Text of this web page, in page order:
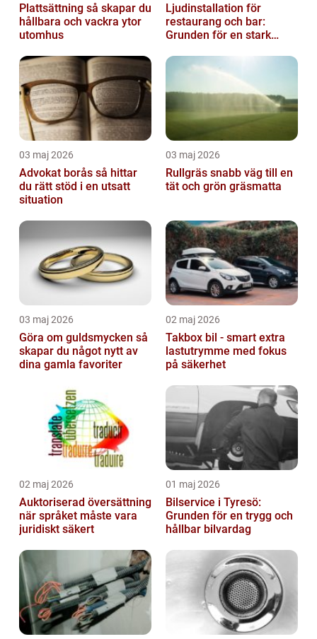
Plattsättning så skapar du
hållbara och vackra ytor
utomhus
Ljudinstallation för
restaurang och bar:
Grunden för en stark
03 maj 2026
Advokat borås så hittar
du rätt stöd i en utsatt
situation
03 maj 2026
Rullgräs snabb väg till en
tät och grön gräsmatta
03 maj 2026
Göra om guldsmycken så
skapar du något nytt av
dina gamla favoriter
02 maj 2026
Takbox bil - smart extra
lastutrymme med fokus
på säkerhet
02 maj 2026
Auktoriserad översättning
när språket måste vara
juridiskt säkert
01 maj 2026
Bilservice i Tyresö:
Grunden för en trygg och
hållbar bilvardag